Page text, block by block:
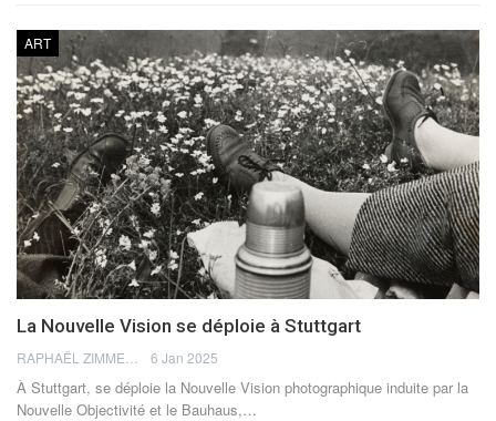
ART
La Nouvelle Vision se déploie à Stuttgart
6 Jan 2025
À Stuttgart, se déploie la Nouvelle Vision photographique induite par la
Nouvelle Objectivité et le Bauhaus, …